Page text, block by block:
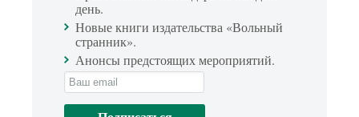
день.
Новые книги издательства «Вольный
странник».
Анонсы предстоящих мероприятий.